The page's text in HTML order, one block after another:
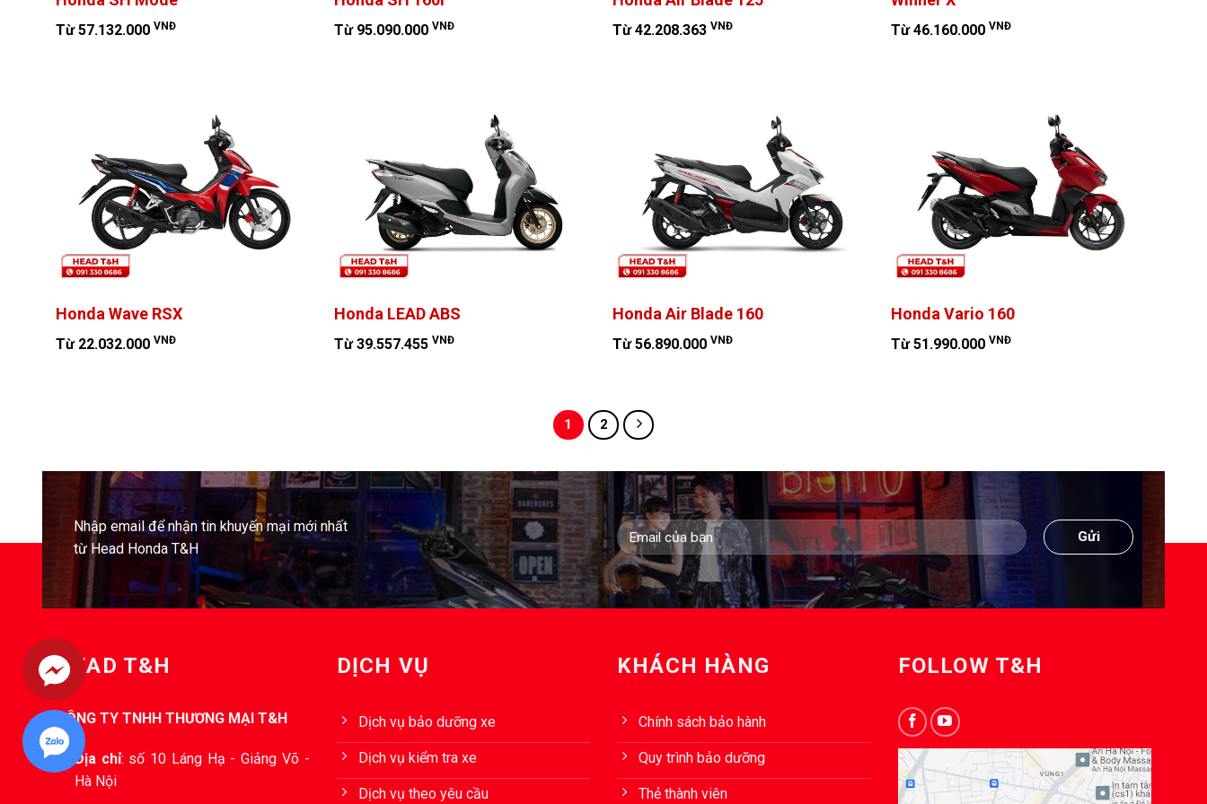
Từ 57.132.000 VNĐ Từ 95.090.000 VNĐ Từ 42.208.363 VNĐ Từ 46.160.000 VNĐ
Honda Wave RSX
Từ 22.032.000 VNĐ
Honda LEAD ABS
Từ 39.557.455 VNĐ
Honda Air Blade 160
Từ 56.890.000 VNĐ
Honda Vario 160
Từ 51.990.000 VNĐ
1 2
Nhập email để nhận tin khuyến mại mới nhất
từ Head Honda T&H
HEAD T&H
CÔNG TY TNHH THƯƠNG MẠI T&H
Địa chỉ: số 10 Láng Hạ - Giảng Võ -
Hà Nội
DỊCH VỤ
Dịch vụ bảo dưỡng xe
Dịch vụ kiểm tra xe
Dịch vụ theo yêu cầu
KHÁCH HÀNG
Chính sách bảo hành
Quy trình bảo dưỡng
Thẻ thành viên
FOLLOW T&H